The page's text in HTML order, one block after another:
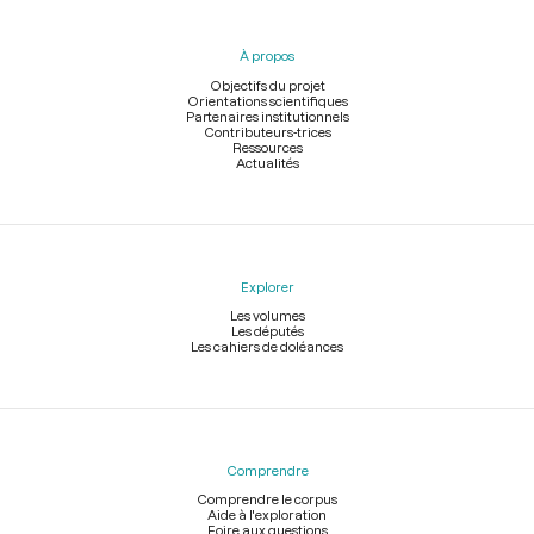
À propos
Objectifs du projet
Orientations scientifiques
Partenaires institutionnels
Contributeurs-trices
Ressources
Actualités
Explorer
Les volumes
Les députés
Les cahiers de doléances
Comprendre
Comprendre le corpus
Aide à l'exploration
Foire aux questions